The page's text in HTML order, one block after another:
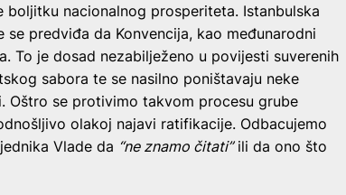
nacionalnog prosperiteta. Istanbulska
predviđa da Konvencija, kao međunarodni
To je dosad nezabilježeno u povijesti suverenih
sabora te se nasilno poništavaju neke
Oštro se protivimo takvom procesu grube
olakoj najavi ratifikacije. Odbacujemo
Vlade da “ne znamo čitati”ili da ono što